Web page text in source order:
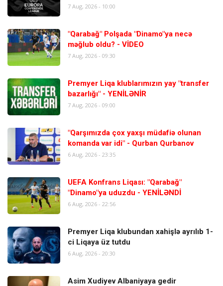
7 Aug, 2026 - 10:00
"Qarabağ" Polşada "Dinamo"ya necə
məğlub oldu? - VİDEO
7 Aug, 2026 - 09:30
Premyer Liqa klublarımızın yay "transfer
bazarlığı" - YENİLƏNİR
7 Aug, 2026 - 09:00
"Qarşımızda çox yaxşı müdafiə olunan
komanda var idi" - Qurban Qurbanov
6 Aug, 2026 - 23:35
UEFA Konfrans Liqası: "Qarabağ"
"Dinamo"ya uduzdu - YENİLƏNDİ
6 Aug, 2026 - 22:56
Premyer Liqa klubundan xahişlə ayrılıb 1-
ci Liqaya üz tutdu
6 Aug, 2026 - 20:30
Asim Xudiyev Albaniyaya gedir